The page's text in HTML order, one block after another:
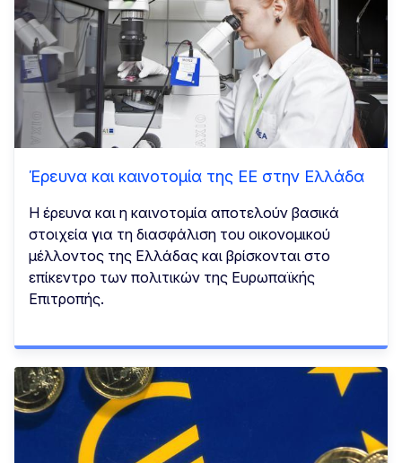
Έρευνα και καινοτομία της ΕΕ στην Ελλάδα
Η έρευνα και η καινοτομία αποτελούν βασικά
στοιχεία για τη διασφάλιση του οικονομικού
μέλλοντος της Ελλάδας και βρίσκονται στο
επίκεντρο των πολιτικών της Ευρωπαϊκής
Επιτροπής.